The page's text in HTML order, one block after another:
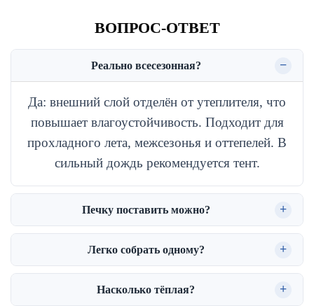
ВОПРОС-ОТВЕТ
Реально всесезонная?
Да: внешний слой отделён от утеплителя, что
повышает влагоустойчивость. Подходит для
прохладного лета, межсезонья и оттепелей. В
сильный дождь рекомендуется тент.
Печку поставить можно?
Легко собрать одному?
Насколько тёплая?